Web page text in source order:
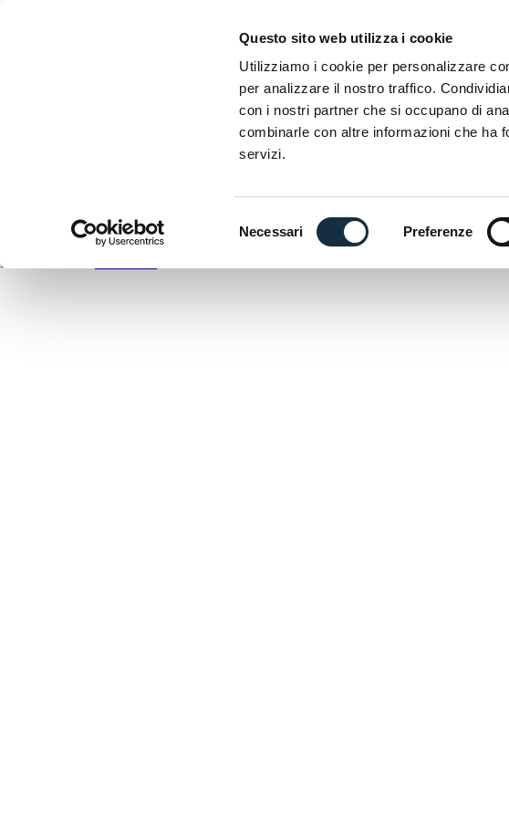
Questo sito web utilizza i cookie
Utilizziamo i cookie per personalizzare
per analizzare il nostro traffico.
con i nostri partner che si occupano di
combinarle con altre informazioni che ha
servizi.
Necessari Preferenze
Esposizione internazionale delle due ruote
APRILIA-87
Dimensione:
Creata: 10-08-2023
Aggiornato: 10-
EICMA utilizza